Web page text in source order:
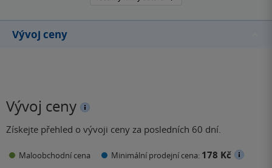
Vývoj ceny
Vývoj ceny
Získejte přehled o vývoji ceny za posledních 60 dní.
Maloobchodní cena Minimální prodejní cena: 178 Kč